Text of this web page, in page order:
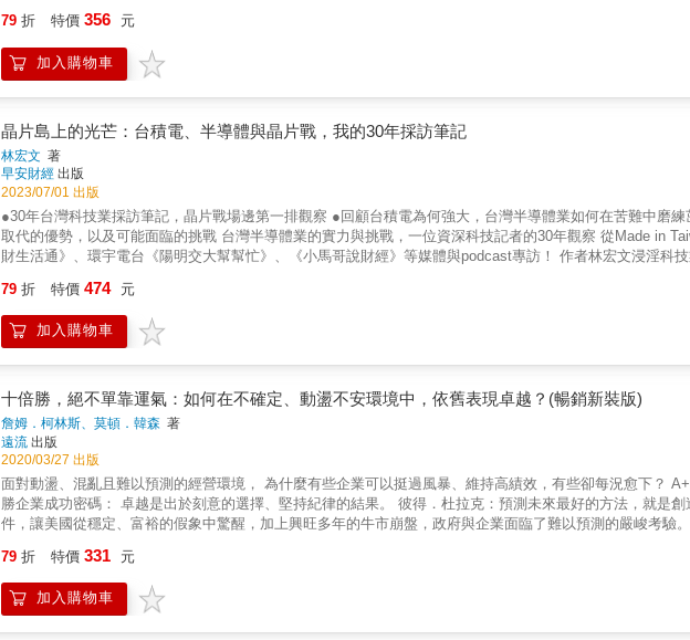
故事。」 ――《致富心態》作者摩根．豪瑟 「《輝達之道》是一部引人入勝的歷史，講述輝達意外崛起到立於科技界顛峰，並有力證明了創辦人
黃仁勳名列史上偉大的CEO之林。」 ――《晶片戰爭》作者克里斯．米勒 「這是世界上最重要的公司之一輝達的迷人歷史，以及它為何成就偉
大。作者巧妙地講述了輝達令人難以置信的成就和深具啟發性的失敗，並捕捉了創辦人、科學家和員工的獨
&mdash;&mdash;馬修．鮑爾，《元宇宙》作者
位，任何公司都無法比擬。」─── 紐約時報「未來半導體市場的局勢，將由輝達決定。」─── 華爾街日報&||
1993 年，三位充滿熱情的工程師攜手創立輝達，由黃仁勳擔任 CEO。歷經第一款產品 NV1 的慘烈失敗後，
司 SEGA 合作的機會。四年後推出熱銷產品 RIVA128 NV3，驚險脫離倒閉困境，並逐步成為顯示卡霸主。
也是現存最重要的股票之一。AI 加速器的市占率達到 90%，資料中心用 AI 加速器的市占率更是高達 98%。
2024 年獨自拉升標準普爾 500 指數超過 30%。僅用 96 天，市值就從 2 兆美元增加至 3 兆美元，兩年內市
萬名員工的輝達，創下了「超過三星電子十倍市值」等驚人成就。這些成績突顯了輝達的巨大影響力，以及
輝達的市值一度超過 4,600 兆台幣，在全球企業中位居第一。&|| 矽谷特派記者的深度報導作者深入矽谷現場
成長為 AI 時代「晶片之王」的關鍵決策。完整呈現輝達成功的技術實力，以及他們是如何利用 CUDA 生態
河。書中也深入探討資料中心業務以外的潛在增長點，並分析輝達在持續擴大的晶片戰爭中的未來戰略。無
星、特斯拉間亦敵亦友的關係，或是 AI 教父黃仁勳的領導風格，深入揭露鮮為人知的第一手內幕！&輝達爆
的成功能持續多久？」這本書，就是解答。從黃仁勳的創業故事、CEO 之路，到輝達如何顛覆行業、塑造運
業中的影響力，探討使其實現市場主導地位的經濟壁壘，並考察當前科技產業中反輝達聯盟的動向，以及這
79 折 特價 356 元
加入購物車
晶片島上的光芒：台積電、半導體與晶片戰，我的30年採訪筆記
林宏文 著
早安財經 出版
2023/07/01 出版
●30年台灣科技業採訪筆記，晶片戰場邊第一排觀察 ●回顧台積電為何強大，台灣半導體業如何在苦難中磨
取代的優勢，以及可能面臨的挑戰 台灣半導體業的實力與挑戰，一位資深科技記者的30年觀察 從Made in Taiwan到Made by Taiwan 夏韻芬《理
財生活通》、環宇電台《陽明交大幫幫忙》、《小馬哥說財經》等媒體與podcast專訪！ 作者林宏文浸淫科技業三十年，在場邊第一排見證台灣半
觀察，解讀在地緣政治下，台積電的美日投資與合作、全球半導體的競爭態勢，以及台灣在全世界半導體的
領讀者理解台灣半導體業的過去、現在與未來。
79 折 特價 474 元
加入購物車
十倍勝，絕不單靠運氣：如何在不確定、動盪不安環境中，依舊表現卓越？(暢銷新裝版)
詹姆．柯林斯、莫頓．韓森 著
遠流 出版
2020/03/27 出版
面對動盪、混亂且難以預測的經營環境， 為什麼有些企業可以挺過風暴、維持高績效，有些卻每況愈下？ A+企管大師柯林斯實證研究，破解十倍
勝企業成功密碼： 卓越是出於刻意的選擇、堅持紀律的結果。 彼得．杜拉克：預測未來最好的方法，就是創造未來！ 一樁震驚全球的恐怖攻擊事
件，讓美國從穩定、富裕的假象中驚醒，加上興旺多年的牛市崩盤，政府與企業面臨了難以預測的嚴峻考驗。 這讓柯林斯和韓森的研究團隊
多家企業，找出七家績效非凡的「十倍勝」企業，並與同樣面臨極端動盪局面、卻節節敗退的對照公司比較
了劇烈改革或有較快的決策速度，而是他們知道什麼時候該快、什麼時候該慢。 本書不但探討企業本身的經營績效，更加上「環境」的變數，將
焦點放在企業身處的混亂環境，深入了解領導人面對逆境時的應變做法，同時解析了「運氣」扮演的角色，
79 折 特價 331 元
加入購物車